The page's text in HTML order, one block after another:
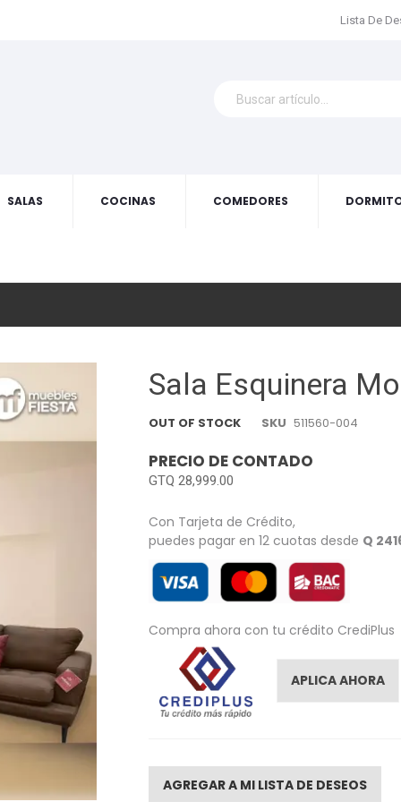
Lista De
SALAS COCINAS COMEDORES
Sala Esquinera
OUT OF STOCK SKU 511560-004
PRECIO DE CONTADO
GTQ 28,999.00
Con Tarjeta de Crédito,
puedes pagar en 12 cuotas desde Q
Compra ahora con tu crédito CrediPlus
APLICA AHORA
AGREGAR A MI LISTA DE DESEOS